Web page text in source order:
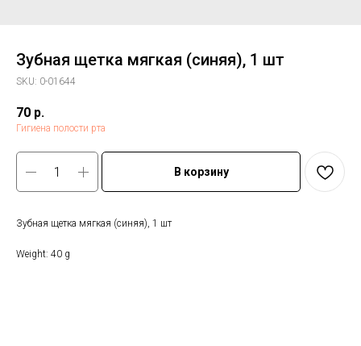
Зубная щетка мягкая (синяя), 1 шт
SKU: 0-01644
70 р.
Гигиена полости рта
В корзину
Зубная щетка мягкая (синяя), 1 шт
Weight: 40 g